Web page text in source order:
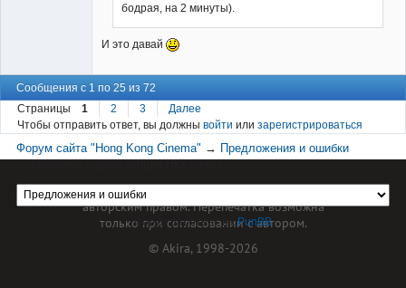
бодрая, на 2 минуты).
И это давай
Сообщения с 1 по 25 из 72
Страницы
1 2 3
Далее
Чтобы отправить ответ, вы должны войти или зарегистрироваться
Форум сайта "Hong Kong Cinema" → Предложения и ошибки
→Интернет-радиостанция HKCinema
Форум работает наPunBB
Материал сайта hkcinema.ru защищен
авторским правом. Перепечатка возможна
только при согласовании с автором.
© Akira, 1998-2026